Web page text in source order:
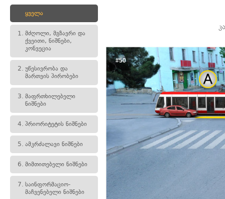
ყველა
1. მძღოლი, მგზავრი და
ქვეითი, ნიშნები,
კონვეცია
2. უწესივრობა და
მართვის პირობები
3. მაფრთხილებელი
ნიშნები
4. პრიორიტეტის ნიშნები
5. ამკრძალავი ნიშნები
6. მიმთითებელი ნიშნები
7. საინფორმაციო-
მაჩვენებელი ნიშნები
#50